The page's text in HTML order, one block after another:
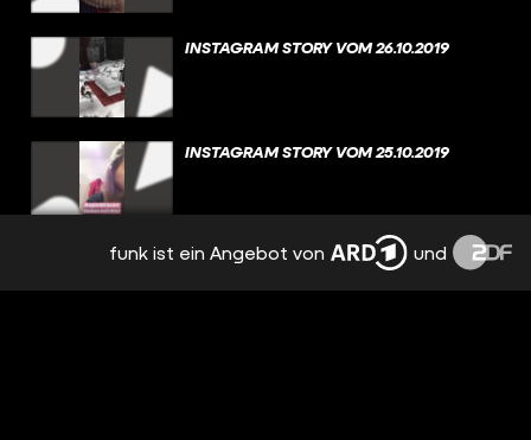
INSTAGRAM STORY VOM 26.10.2019
INSTAGRAM STORY VOM 25.10.2019
INSTAGRAM STORY VOM 23.10.2019
funk ist ein Angebot von und